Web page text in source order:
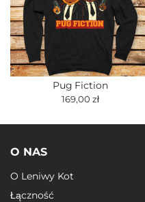
Pug Fiction
169,00 zł
O NAS
O Leniwy Kot
Łączność